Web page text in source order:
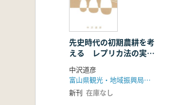
先史時代の初期農耕を考
える レプリカ法の実践
から
中沢道彦
富山県観光・地域振興局 国際・日本海政策課
新刊 在庫なし